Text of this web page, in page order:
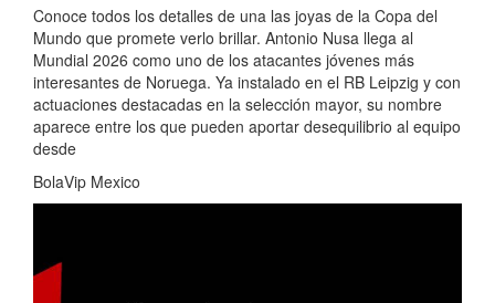
Conoce todos los detalles de una las joyas de la Copa del
Mundo que promete verlo brillar. Antonio Nusa llega al
Mundial 2026 como uno de los atacantes jóvenes más
interesantes de Noruega. Ya instalado en el RB Leipzig y con
actuaciones destacadas en la selección mayor, su nombre
aparece entre los que pueden aportar desequilibrio al equipo
desde
BolaVip Mexico